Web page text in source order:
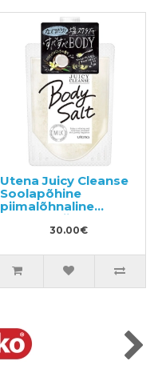
Utena Juicy Cleanse
Soolapõhine
piimalõhnaline
kehakoorija 300g
30.00€